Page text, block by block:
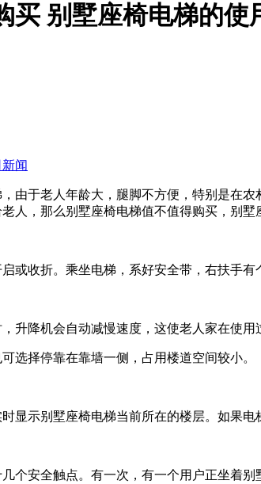
买 别墅座椅电梯的使
闻
由于老人年龄大，腿脚不方便，特别是在
人，那么别墅座椅电梯值不值得购买，别
或收折。乘坐电梯，系好安全带，右扶手
升降机会自动减慢速度，这使老人家在使用
选择停靠在靠墙一侧，占用楼道空间较小。
显示别墅座椅电梯当前所在的楼层。如果
个安全触点。有一次，有一个用户正坐着